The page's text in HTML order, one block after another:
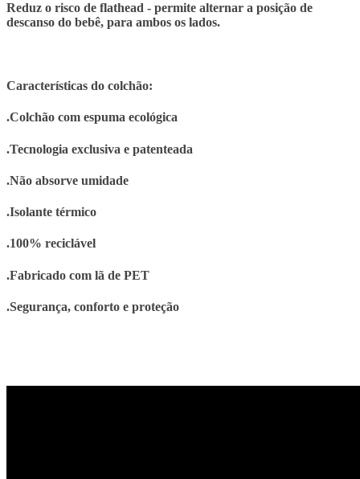
Reduz o risco de flathead - permite alternar a posição de
descanso do bebê, para ambos os lados.
Características do colchão:
.Colchão com espuma ecológica
.Tecnologia exclusiva e patenteada
.Não absorve umidade
.Isolante térmico
.100% reciclável
.Fabricado com lã de PET
.Segurança, conforto e proteção